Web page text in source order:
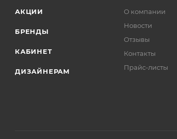
АКЦИИ
БРЕНДЫ
КАБИНЕТ
ДИЗАЙНЕРАМ
О компании
Новости
Отзывы
Контакты
Прайс-листы